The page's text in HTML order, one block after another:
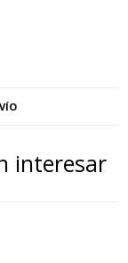
interesar